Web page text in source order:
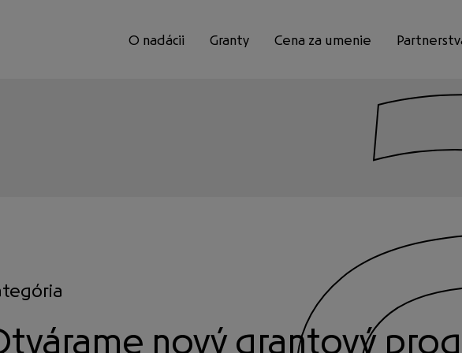
O nadácii Granty
umenie
Cena za umenie
nový grantový